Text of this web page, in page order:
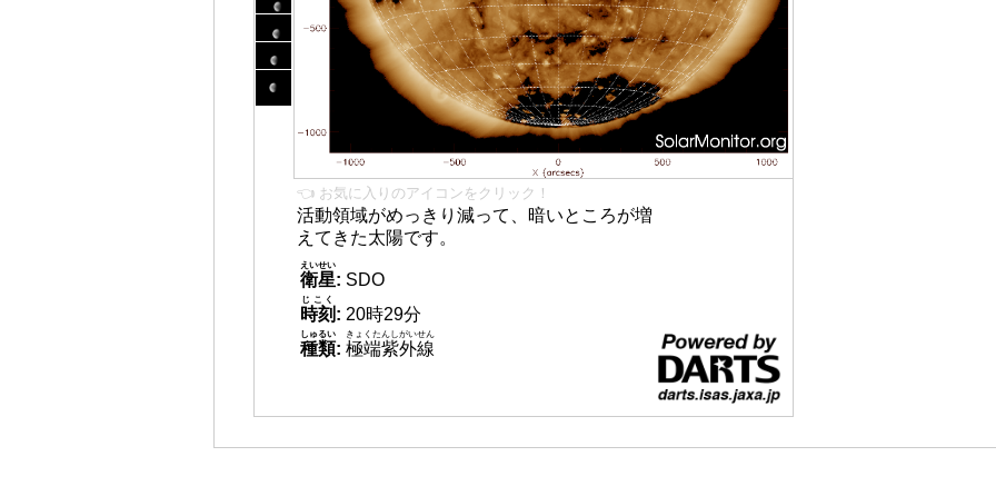
👈 お気に入りのアイコンをクリック！
活動領域がめっきり減って、暗いところが増
えてきた太陽です。
衛星
えいせい
: SDO
時刻
じこく
: 20時29分
種類
しゅるい
: 極端紫外線
きょくたんしがいせん